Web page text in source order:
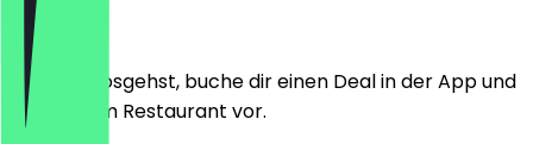
Ort
Bevor du losgehst, buche dir einen Deal in der App und
zeige ihn im Restaurant vor.